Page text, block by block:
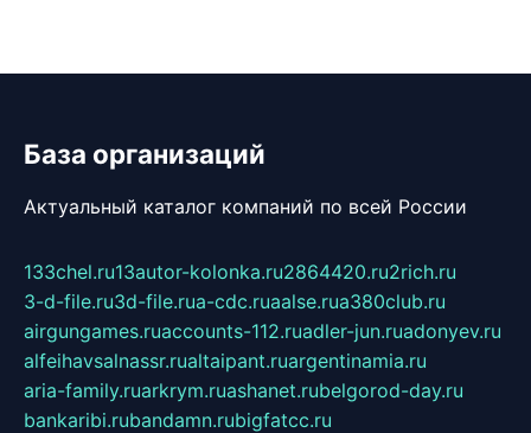
База организаций
Актуальный каталог компаний по всей России
133chel.ru13autor-kolonka.ru2864420.ru2rich.ru
3-d-file.ru3d-file.rua-cdc.ruaalse.rua380club.ru
airgungames.ruaccounts-112.ruadler-jun.ruadonyev.ru
alfeihavsalnassr.rualtaipant.ruargentinamia.ru
aria-family.ruarkrym.ruashanet.rubelgorod-day.ru
bankaribi.rubandamn.rubigfatcc.ru